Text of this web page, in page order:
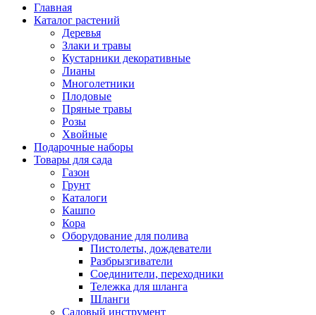
Главная
Каталог растений
Деревья
Злаки и травы
Кустарники декоративные
Лианы
Многолетники
Плодовые
Пряные травы
Розы
Хвойные
Подарочные наборы
Товары для сада
Газон
Грунт
Каталоги
Кашпо
Кора
Оборудование для полива
Пистолеты, дождеватели
Разбрызгиватели
Соединители, переходники
Тележка для шланга
Шланги
Садовый инструмент